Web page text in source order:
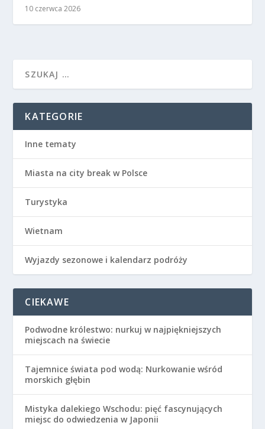
10 czerwca 2026
KATEGORIE
Inne tematy
Miasta na city break w Polsce
Turystyka
Wietnam
Wyjazdy sezonowe i kalendarz podróży
CIEKAWE
Podwodne królestwo: nurkuj w najpiękniejszych
miejscach na świecie
Tajemnice świata pod wodą: Nurkowanie wśród
morskich głębin
Mistyka dalekiego Wschodu: pięć fascynujących
miejsc do odwiedzenia w Japonii